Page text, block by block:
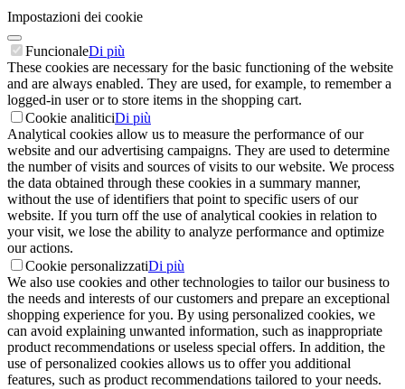
Impostazioni dei cookie
FuncionaleDi più
These cookies are necessary for the basic functioning of the website
and are always enabled. They are used, for example, to remember a
logged-in user or to store items in the shopping cart.
Cookie analiticiDi più
Analytical cookies allow us to measure the performance of our
website and our advertising campaigns. They are used to determine
the number of visits and sources of visits to our website. We process
the data obtained through these cookies in a summary manner,
without the use of identifiers that point to specific users of our
website. If you turn off the use of analytical cookies in relation to
your visit, we lose the ability to analyze performance and optimize
our actions.
Cookie personalizzatiDi più
We also use cookies and other technologies to tailor our business to
the needs and interests of our customers and prepare an exceptional
shopping experience for you. By using personalized cookies, we
can avoid explaining unwanted information, such as inappropriate
product recommendations or useless special offers. In addition, the
use of personalized cookies allows us to offer you additional
features, such as product recommendations tailored to your needs.